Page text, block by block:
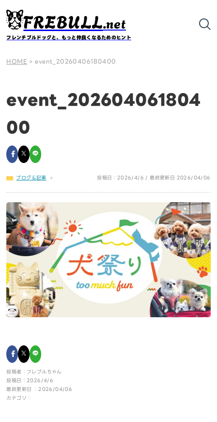
FREBULL.net
フレンチブルドッグと、もっと仲良くなるためのヒント
HOME > event_20260406180400
event_202604061804
00
ブログ＆記事 > 投稿日：2026/4/6 / 最終更新日 2026/04/06
投稿者：フレブルちゃん
投稿日：2026/4/6
最終更新日 ：2026/04/06
カテゴリ：